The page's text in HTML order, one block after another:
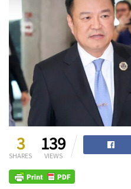
3
SHARES
139
VIEWS